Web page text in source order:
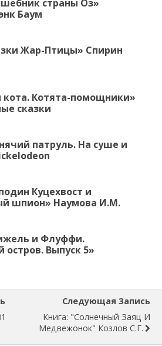
страны Оз»
Баум
Жар-Птицы» Спирин
кота. Котята-помощники»
сказки
патруль. На суше и
Куцехвост и
шпион» Наумова И.М.
и Флуффи.
остров. Выпуск 5»
Следующая Запись
Книга: "Солнечный Заяц И
Медвежонок" Козлов С.Г.